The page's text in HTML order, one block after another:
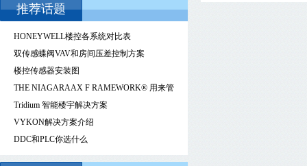
推荐话题
HONEYWELL楼控各系统对比表
双传感蝶阀VAV和房间压差控制方案
楼控传感器安装图
THE NIAGARAAX F RAMEWORK® 用来管
理、控制和降低能源成本的智能能源管理技
术
Tridium 智能楼宇解决方案
VYKON解决方案介绍
DDC和PLC你选什么